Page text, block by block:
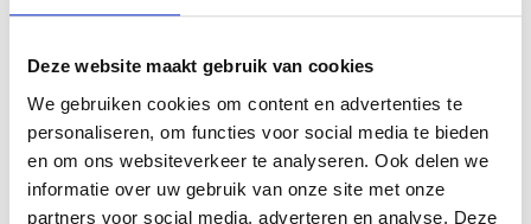
Deze website maakt gebruik van cookies
We gebruiken cookies om content en advertenties te
personaliseren, om functies voor social media te bieden
en om ons websiteverkeer te analyseren. Ook delen we
informatie over uw gebruik van onze site met onze
partners voor social media, adverteren en analyse. Deze
Hekwerk
Dubbelstaafmat
Gaashekwerk
Klappoorten - Klaphek
Leuninghekwerk